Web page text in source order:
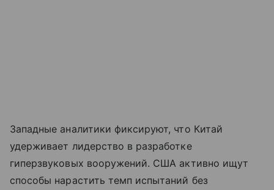
Западные аналитики фиксируют, что Китай
удерживает лидерство в разработке
гиперзвуковых вооружений. США активно ищут
способы нарастить темп испытаний без